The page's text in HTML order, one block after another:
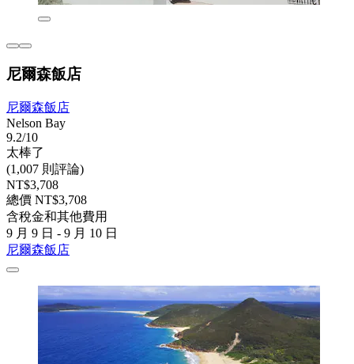
尼爾森飯店
尼爾森飯店
Nelson Bay
9.2/10
太棒了
(1,007 則評論)
NT$3,708
總價 NT$3,708
含稅金和其他費用
9 月 9 日 - 9 月 10 日
尼爾森飯店